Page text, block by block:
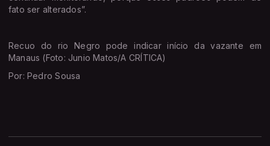
fato ser alterados”.
Recuo do rio Negro pode indicar início da vazante em
Manaus (Foto: Junio Matos/A CRÍTICA)
Por: Pedro Sousa